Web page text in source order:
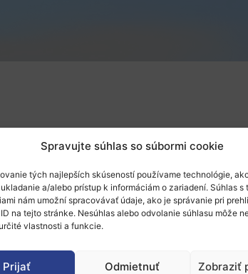
Spravujte súhlas so súbormi cookie
tých najlepších skúseností používame technológie,
a/alebo prístup k informáciám o zariadení. Súhlas s
nám umožní spracovávať údaje, ako je správanie pri
na tejto stránke. Nesúhlas alebo odvolanie súhlasu môže
vlastnosti a funkcie.
Prijať Odmietnuť Zobraziť